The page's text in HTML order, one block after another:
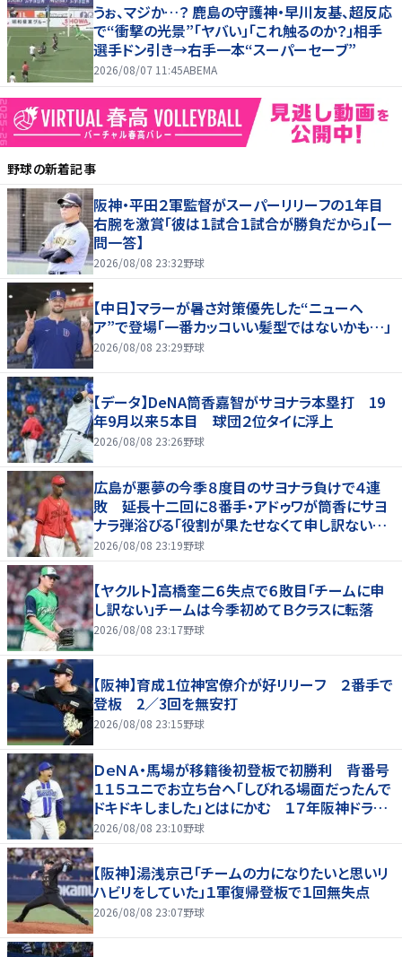
うぉ、マジか…？ 鹿島の守護神・早川友基、超反応
で“衝撃の光景”「ヤバい」「これ触るのか？」相手
選手ドン引き→右手一本“スーパーセーブ”
2026/08/07 11:45ABEMA
野球の新着記事
阪神・平田２軍監督がスーパーリリーフの１年目
右腕を激賞「彼は１試合１試合が勝負だから」【一
問一答】
2026/08/08 23:32野球
【中日】マラーが暑さ対策優先した“ニューヘ
ア”で登場「一番カッコいい髪型ではないかも…」
2026/08/08 23:29野球
【データ】DeNA筒香嘉智がサヨナラ本塁打 19
年9月以来５本目 球団２位タイに浮上
2026/08/08 23:26野球
広島が悪夢の今季８度目のサヨナラ負けで４連
敗 延長十二回に８番手・アドゥワが筒香にサヨ
ナラ弾浴びる「役割が果たせなくて申し訳ないで
す」
2026/08/08 23:19野球
【ヤクルト】高橋奎二６失点で６敗目「チームに申
し訳ない」チームは今季初めてＢクラスに転落
2026/08/08 23:17野球
【阪神】育成１位神宮僚介が好リリーフ ２番手で
登板 2／3回を無安打
2026/08/08 23:15野球
ＤｅＮＡ・馬場が移籍後初登板で初勝利 背番号
１１５ユニでお立ち台へ「しびれる場面だったんで
ドキドキしました」とはにかむ １７年阪神ドラ１
右腕
2026/08/08 23:10野球
【阪神】湯浅京己「チームの力になりたいと思いリ
ハビリをしていた」１軍復帰登板で１回無失点
2026/08/08 23:07野球